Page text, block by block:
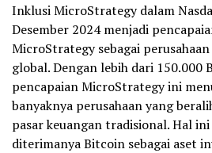
Inklusi MicroStrategy dalam
Desember 2024 menjadi
MicroStrategy sebagai
global. Dengan lebih dari 150.000
pencapaian MicroStrategy ini
banyaknya perusahaan yang
pasar keuangan tradisional. Hal
diterimanya Bitcoin sebagai aset